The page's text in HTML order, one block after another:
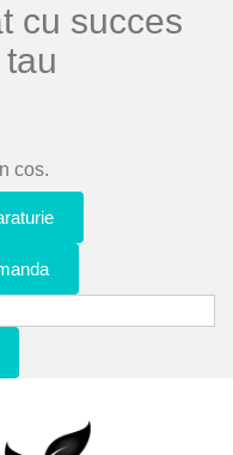
cu succes
cos.